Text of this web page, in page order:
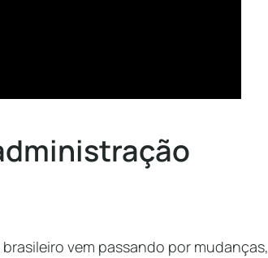
vem passando por mudanças,